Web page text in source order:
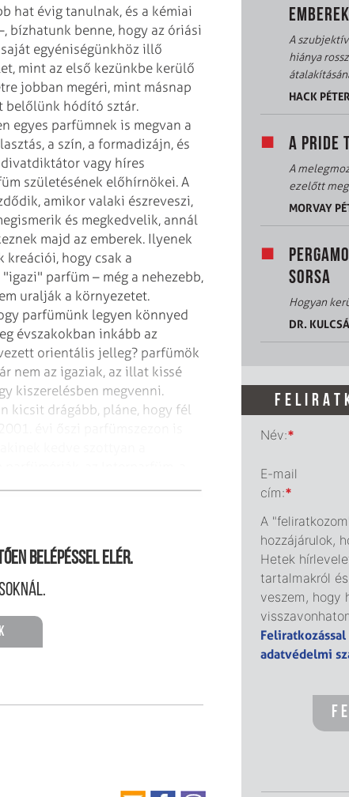
hat évig tanulnak, és a kémiai
bízhatunk benne, hogy az óriási
egyéniségünkhöz illő
mint az első kezünkbe kerülő
jobban megéri, mint másnap
belőlünk hódító sztár.
egyes parfümnek is megvan a
a szín, a formadizájn, és
divatdiktátor vagy híres
születésének előhírnökei. A
amikor valaki észreveszi,
és megkedvelik, annál
majd az emberek. Ilyenek
kreációi, hogy csak a
parfüm – még a nehezebb,
uralják a környezetet.
parfümünk legyen könnyed
évszakokban inkább az
orientális jelleg? parfümök
nem az igaziak, az illat kissé
kiszerelésben megvenni.
kicsit drágább, pláne, hogy fél
belépéssel elér.
A
hiánya
HACK PÉTER
A PRIDE
A
ezelőtt
MORVAY
SORSA
Hogyan
DR.
Név:*
E-mail
cím:*
A
hozzájárulok,
Hetek
tartalmakról
veszem, hogy
adatvédelmi